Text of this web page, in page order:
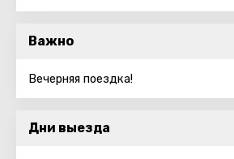
Важно
Вечерняя поездка!
Дни выезда